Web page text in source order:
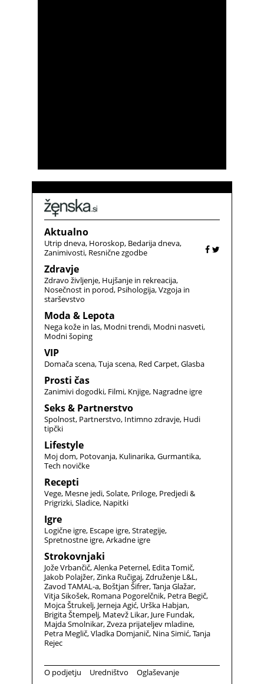
Aktualno
Utrip dneva Horoskop Bedarija dneva
Zanimivosti Resnične zgodbe
Zdravje
Zdravo življenje Hujšanje in rekreacija
Nosečnost in porod Psihologija Vzgoja in
starševstvo
Moda & Lepota
Nega kože in las Modni trendi Modni nasveti
Modni šoping
VIP
Domača scena Tuja scena Red Carpet Glasba
Prosti čas
Zanimivi dogodki Filmi Knjige Nagradne igre
Seks & Partnerstvo
Spolnost Partnerstvo Intimno zdravje Hudi
tipčki
Lifestyle
Moj dom Potovanja Kulinarika Gurmantika
Tech novičke
Recepti
Vege Mesne jedi Solate Priloge Predjedi &
Prigrizki Sladice Napitki
Igre
Logične igre Escape igre Strategije
Spretnostne igre Arkadne igre
Strokovnjaki
Jože Vrbančič Alenka Peternel Edita Tomič
Jakob Polajžer Zinka Ručigaj Združenje L&L
Zavod TAMAL-a Boštjan Šifrer Tanja Glažar
Vitja Sikošek Romana Pogorelčnik Petra Begič
Mojca Štrukelj Jerneja Agić Urška Habjan
Brigita Štempelj Matevž Likar Jure Fundak
Majda Smolnikar Zveza prijateljev mladine
Petra Meglič Vladka Domjanič Nina Simić Tanja
Rejec
O podjetju Uredništvo Oglaševanje